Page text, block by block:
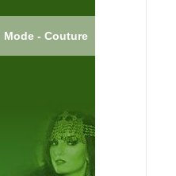
Mode - Couture